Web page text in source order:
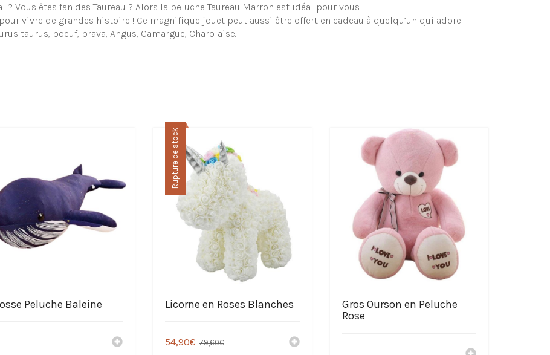
? Vous êtes fan des Taureau ? Alors la peluche Taureau Marron est idéal pour vous !
vivre de grandes histoire ! Ce magnifique jouet peut aussi être offert en cadeau à quelqu’un qui adore
taurus, boeuf, brava, Angus, Camargue, Charolaise.
en peluche
Taureau Marron
Peluche Baleine
Rupture de stock
Licorne en Roses Blanches
79,60€
54,90€
Gros Ourson en Peluche
Rose